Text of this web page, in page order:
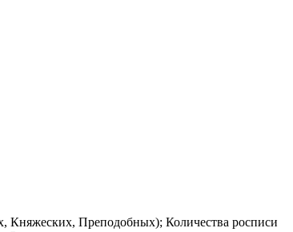
Княжеских, Преподобных); Количества росписи